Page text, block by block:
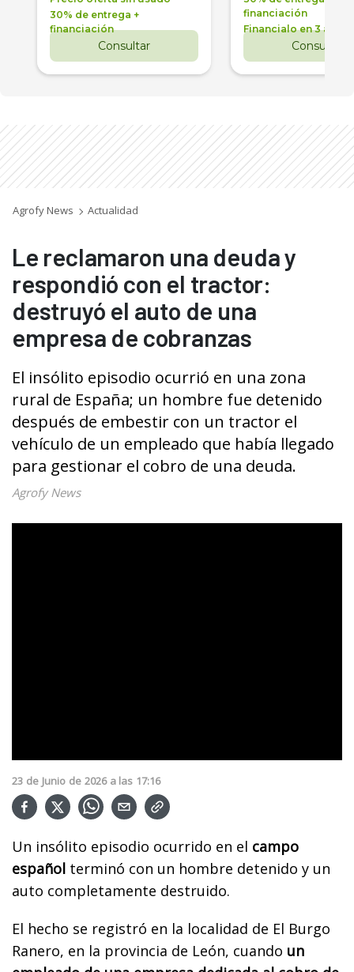
30% de entrega +
financiación
Consultar
financiación
Financialo en 3 años
Consultar
Agrofy News Actualidad
Le reclamaron una deuda y
respondió con el tractor:
destruyó el auto de una
empresa de cobranzas
El insólito episodio ocurrió en una zona
rural de España; un hombre fue detenido
después de embestir con un tractor el
vehículo de un empleado que había llegado
para gestionar el cobro de una deuda.
Agrofy News
23 de Junio de 2026 a las 17:16
Un insólito episodio ocurrido en el campo
español terminó con un hombre detenido y un
auto completamente destruido.
El hecho se registró en la localidad de El Burgo
Ranero, en la provincia de León, cuando un